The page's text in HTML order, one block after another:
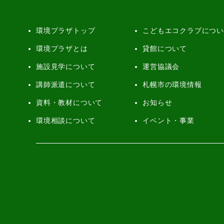
環境プラザトップ
環境プラザとは
施設見学について
講師派遣について
資料・教材について
環境相談について
こどもエコクラブにつ
貸館について
運営協議会
札幌市の環境情報
お知らせ
イベント・事業